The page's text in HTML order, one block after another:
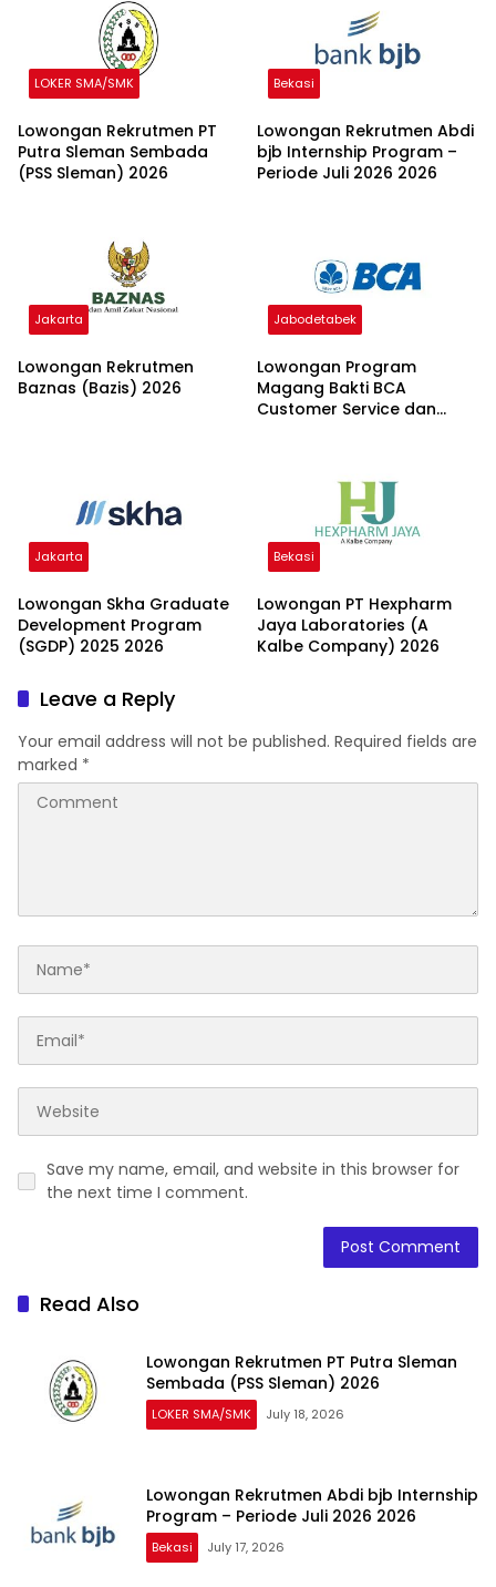
LOKER SMA/SMK
Lowongan Rekrutmen PT
Putra Sleman Sembada
(PSS Sleman) 2026
Bekasi
Lowongan Rekrutmen Abdi
bjb Internship Program –
Periode Juli 2026 2026
Jakarta
Lowongan Rekrutmen
Baznas (Bazis) 2026
Jabodetabek
Lowongan Program
Magang Bakti BCA
Customer Service dan
Jakarta
Lowongan Skha Graduate
Development Program
(SGDP) 2025 2026
Bekasi
Lowongan PT Hexpharm
Jaya Laboratories (A
Kalbe Company) 2026
Leave a Reply
Your email address will not be published. Required fields are
marked *
Save my name, email, and website in this browser for
the next time I comment.
Read Also
Lowongan Rekrutmen PT Putra Sleman
Sembada (PSS Sleman) 2026
LOKER SMA/SMK July 18, 2026
Lowongan Rekrutmen Abdi bjb Internship
Program – Periode Juli 2026 2026
Bekasi July 17, 2026